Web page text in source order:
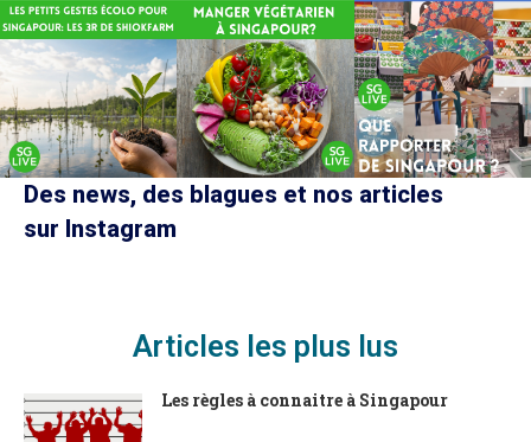
Des news, des blagues et nos articles
sur Instagram
Articles les plus lus
Les règles à connaitre à Singapour